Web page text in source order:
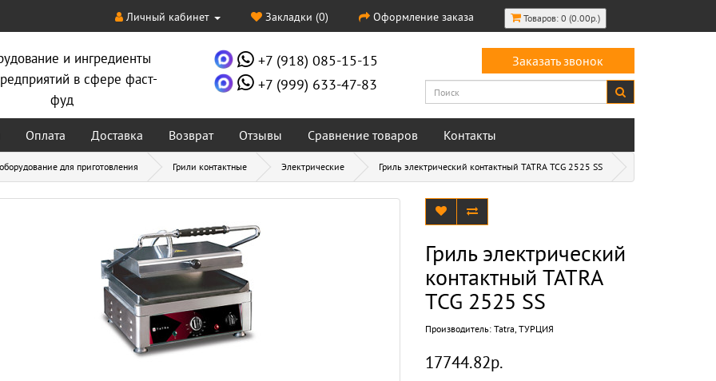
Личный кабинет Закладки (0) Оформление заказа Товаров: 0 (0.00р.)
и ингредиенты
в сфере фаст-
фуд
+7 (918) 085-15-15
+7 (999) 633-47-83
Заказать звонок
Оплата Доставка Возврат Отзывы Сравнение товаров Контакты
для приготовления Грили контактные Электрические Гриль электрический контактный TATRA TCG 2525 SS
Гриль электрический
контактный TATRA
TCG 2525 SS
Производитель: Tatra, ТУРЦИЯ
17744.82р.